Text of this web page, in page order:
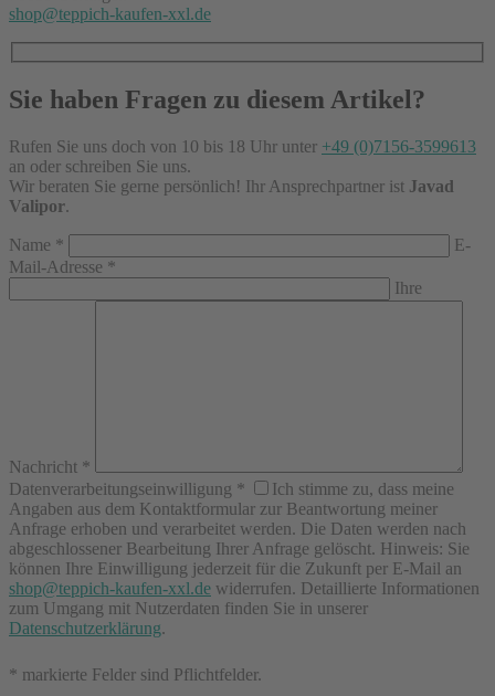
shop@teppich-kaufen-xxl.de
Sie haben Fragen zu diesem Artikel?
Rufen Sie uns doch von 10 bis 18 Uhr unter +49 (0)7156-3599613
an oder schreiben Sie uns.
Wir beraten Sie gerne persönlich! Ihr Ansprechpartner ist Javad
Valipor.
Name *
E-
Mail-Adresse *
Ihre
Nachricht *
Datenverarbeitungseinwilligung *
Ich stimme zu, dass meine
Angaben aus dem Kontaktformular zur Beantwortung meiner
Anfrage erhoben und verarbeitet werden. Die Daten werden nach
abgeschlossener Bearbeitung Ihrer Anfrage gelöscht. Hinweis: Sie
können Ihre Einwilligung jederzeit für die Zukunft per E-Mail an
shop@teppich-kaufen-xxl.de widerrufen. Detaillierte Informationen
zum Umgang mit Nutzerdaten finden Sie in unserer
Datenschutzerklärung.
* markierte Felder sind Pflichtfelder.